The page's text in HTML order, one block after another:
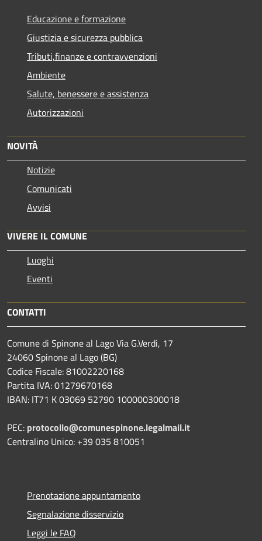
Educazione e formazione
Giustizia e sicurezza pubblica
Tributi,finanze e contravvenzioni
Ambiente
Salute, benessere e assistenza
Autorizzazioni
NOVITÀ
Notizie
Comunicati
Avvisi
VIVERE IL COMUNE
Luoghi
Eventi
CONTATTI
Comune di Spinone al Lago Via G.Verdi, 17
24060 Spinone al Lago (BG)
Codice Fiscale: 81002220168
Partita IVA: 01279670168
IBAN: IT71 K 03069 52790 100000300018
PEC: protocollo@comunespinone.legalmail.it
Centralino Unico: +39 035 810051
Prenotazione appuntamento
Segnalazione disservizio
Leggi le FAQ